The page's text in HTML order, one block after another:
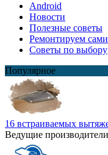
Android
Новости
Полезные советы
Ремонтируем сами
Советы по выбору
Популярное
16 встраиваемых
Ведущие